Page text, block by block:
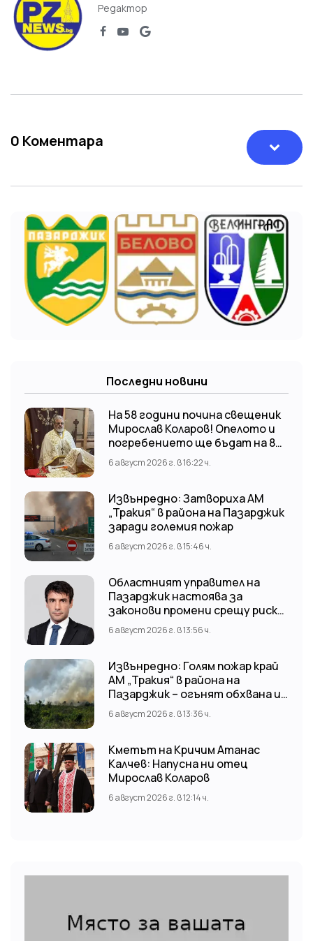
Редактор
0 Коментара
Последни новини
На 58 години почина свещеник
Мирослав Коларов! Опелото и
погребението ще бъдат на 8
август (събота) от 11:00 часа в
храм “Св. Св. Козма и Дамян”, гр.
6 август 2026 г. в 16:22 ч.
Извънредно: Затвориха АМ
„Тракия“ в района на Пазарджик
заради големия пожар
6 август 2026 г. в 15:46 ч.
Областният управител на
Пазарджик настоява за
законови промени срещу риска
от наводнения
6 август 2026 г. в 13:56 ч.
Извънредно: Голям пожар край
АМ „Тракия“ в района на
Пазарджик – огънят обхвана и
лозови масиви
6 август 2026 г. в 13:36 ч.
Кметът на Кричим Атанас
Калчев: Напусна ни отец
Мирослав Коларов
6 август 2026 г. в 12:14 ч.